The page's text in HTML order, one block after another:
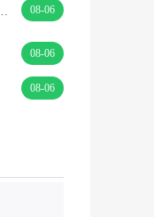
08-06
08-06
08-06